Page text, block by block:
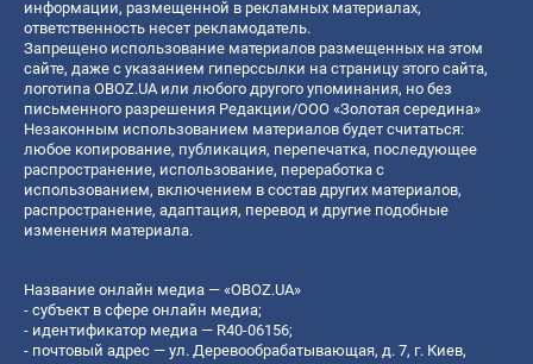
информации, размещенной в рекламных материалах,
ответственность несет рекламодатель.
Запрещено использование материалов размещенных на этом
сайте, даже с указанием гиперссылки на страницу этого сайта,
логотипа OBOZ.UA или любого другого упоминания, но без
письменного разрешения Редакции/ООО «Золотая середина»
Незаконным использованием материалов будет считаться:
любое копирование, публикация, перепечатка, последующее
распространение, использование, переработка с
использованием, включением в состав других материалов,
распространение, адаптация, перевод и другие подобные
изменения материала.
Название онлайн медиа — «OBOZ.UA»
- субъект в сфере онлайн медиа;
- идентификатор медиа — R40-06156;
- почтовый адрес — ул. Деревообрабатывающая, д. 7, г. Киев,